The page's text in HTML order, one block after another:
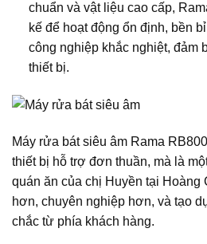
chuẩn và vật liệu cao cấp,
kế để hoạt động ổn định, bền
công nghiệp khắc nghiệt, đảm
thiết bị.
Máy rửa bát siêu âm Rama
thiết bị hỗ trợ đơn thuần, mà là
quán ăn của chị Huyền tại Hoàng
hơn, chuyên nghiệp hơn, và tạo
chắc từ phía khách hàng.